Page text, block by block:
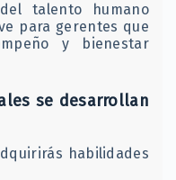
talento humano
para gerentes que
y bienestar
se desarrollan
habilidades